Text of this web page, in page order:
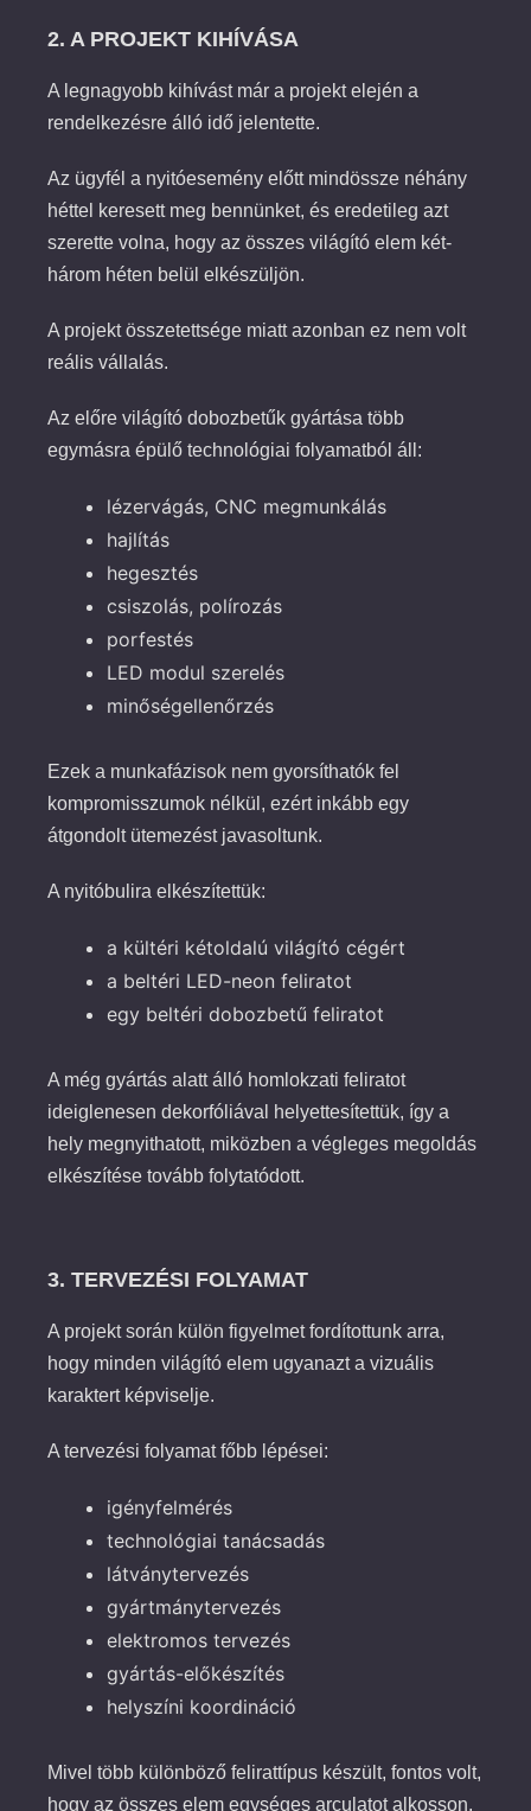
2. A PROJEKT KIHÍVÁSA
A legnagyobb kihívást már a projekt elején a
rendelkezésre álló idő jelentette.
Az ügyfél a nyitóesemény előtt mindössze néhány
héttel keresett meg bennünket, és eredetileg azt
szerette volna, hogy az összes világító elem két-
három héten belül elkészüljön.
A projekt összetettsége miatt azonban ez nem volt
reális vállalás.
Az előre világító dobozbetűk gyártása több
egymásra épülő technológiai folyamatból áll:
lézervágás, CNC megmunkálás
hajlítás
hegesztés
csiszolás, polírozás
porfestés
LED modul szerelés
minőségellenőrzés
Ezek a munkafázisok nem gyorsíthatók fel
kompromisszumok nélkül, ezért inkább egy
átgondolt ütemezést javasoltunk.
A nyitóbulira elkészítettük:
a kültéri kétoldalú világító cégért
a beltéri LED-neon feliratot
egy beltéri dobozbetű feliratot
A még gyártás alatt álló homlokzati feliratot
ideiglenesen dekorfóliával helyettesítettük, így a
hely megnyithatott, miközben a végleges megoldás
elkészítése tovább folytatódott.
3. TERVEZÉSI FOLYAMAT
A projekt során külön figyelmet fordítottunk arra,
hogy minden világító elem ugyanazt a vizuális
karaktert képviselje.
A tervezési folyamat főbb lépései:
igényfelmérés
technológiai tanácsadás
látványtervezés
gyártmánytervezés
elektromos tervezés
gyártás-előkészítés
helyszíni koordináció
Mivel több különböző felirattípus készült, fontos volt,
hogy az összes elem egységes arculatot alkosson,